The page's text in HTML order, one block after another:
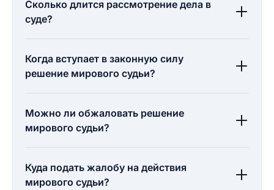
Сколько длится рассмотрение дела в
суде?
Когда вступает в законную силу
решение мирового судьи?
Можно ли обжаловать решение
мирового судьи?
Куда подать жалобу на действия
мирового судьи?